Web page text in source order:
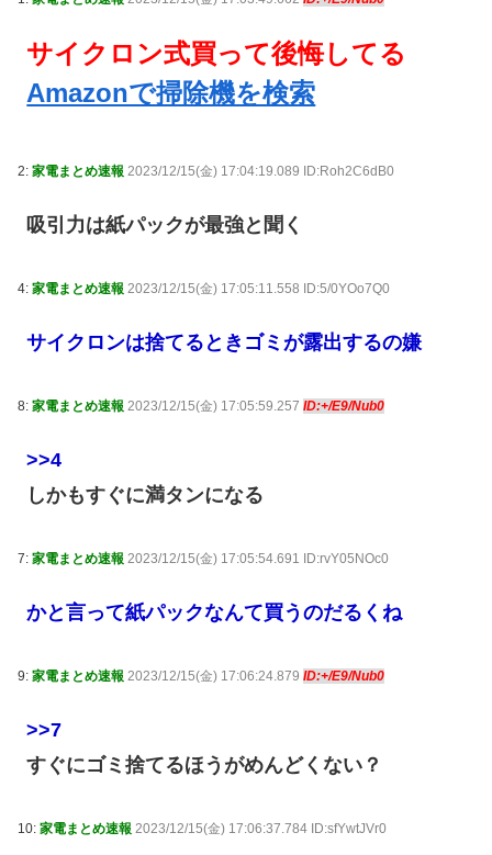
サイクロン式買って後悔してる
Amazonで掃除機を検索
2: 家電まとめ速報 2023/12/15(金) 17:04:19.089 ID:Roh2C6dB0
吸引力は紙パックが最強と聞く
4: 家電まとめ速報 2023/12/15(金) 17:05:11.558 ID:5/0YOo7Q0
サイクロンは捨てるときゴミが露出するの嫌
8: 家電まとめ速報 2023/12/15(金) 17:05:59.257 ID:+/E9/Nub0
>>4
しかもすぐに満タンになる
7: 家電まとめ速報 2023/12/15(金) 17:05:54.691 ID:rvY05NOc0
かと言って紙パックなんて買うのだるくね
9: 家電まとめ速報 2023/12/15(金) 17:06:24.879 ID:+/E9/Nub0
>>7
すぐにゴミ捨てるほうがめんどくない？
10: 家電まとめ速報 2023/12/15(金) 17:06:37.784 ID:sfYwtJVr0